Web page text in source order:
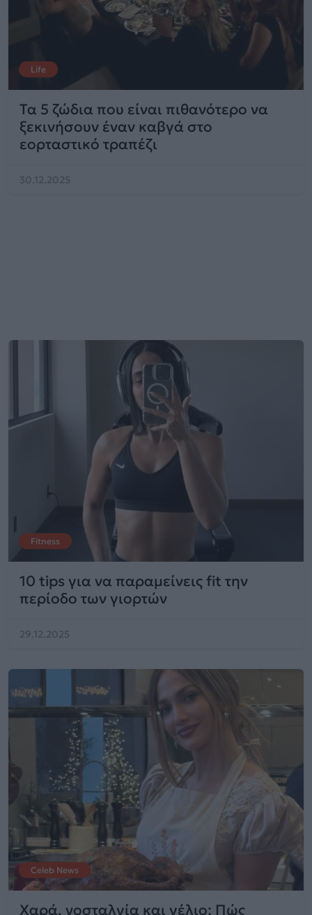
Life
Τα 5 ζώδια που είναι πιθανότερο να
ξεκινήσουν έναν καβγά στο
εορταστικό τραπέζι
30.12.2025
Fitness
10 tips για να παραμείνεις fit την
περίοδο των γιορτών
29.12.2025
Celeb News
Χαρά, νοσταλγία και γέλιο: Πώς